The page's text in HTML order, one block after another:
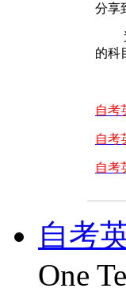
分享
近
的科
自考
自考
自考
自考
One